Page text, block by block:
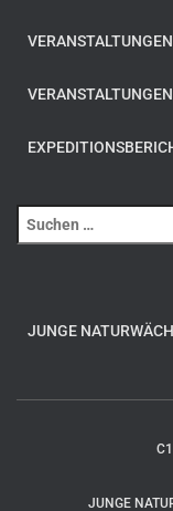
u
JUNGE
JUNGE